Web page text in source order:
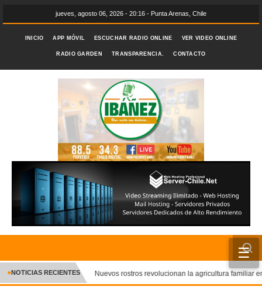
jueves, agosto 06, 2026 - 20:16 - Punta Arenas, Chile
INICIO APP MÓVIL ESCUCHAR RADIO ONLINE VER VIDEO ONLINE
RADIO GARDEN TRANSPARENCIA. CONTACTO
☰
INICIO
CRÓNICA
NOTICIAS RECIENTES Nuevos rostros revolucionan la agricultura familiar